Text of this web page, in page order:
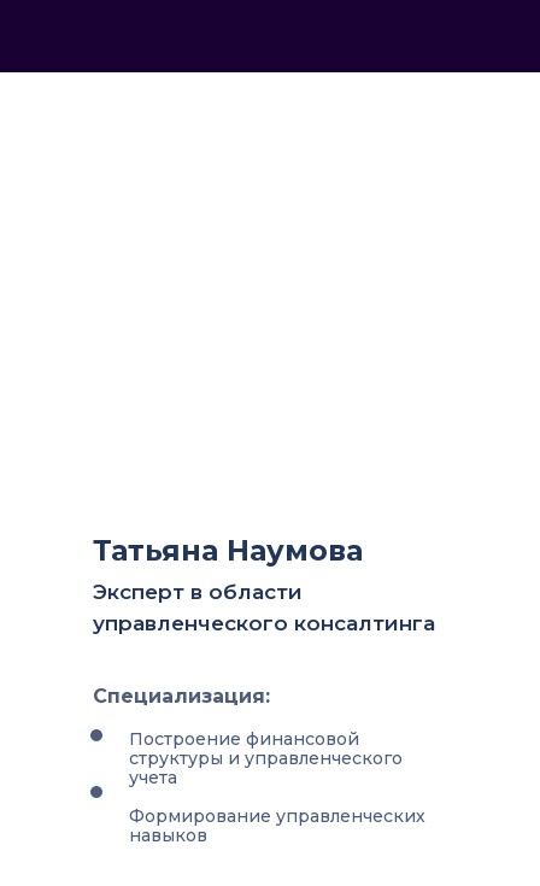
Татьяна Наумова
Эксперт в области
управленческого консалтинга
Специализация:
Построение финансовой
структуры и управленческого
учета
Формирование управленческих
навыков